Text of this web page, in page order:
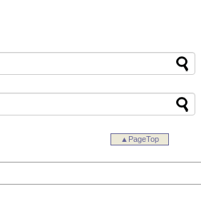
▲PageTop